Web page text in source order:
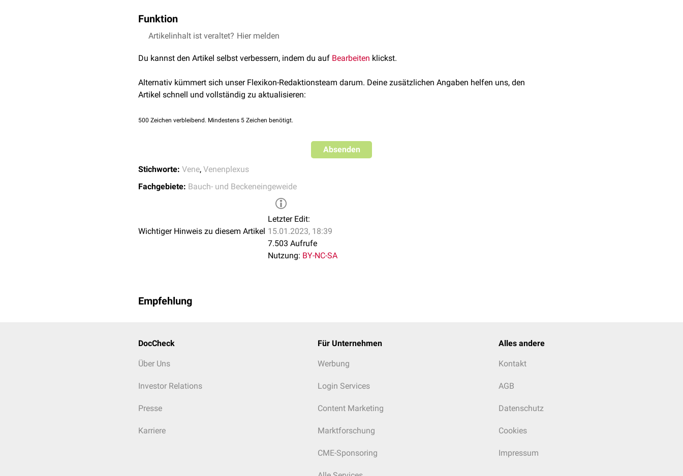
Funktion
Der Plexus venosus vaginalis sammelt venöses
Artikelinhalt ist veraltet? Hier melden
Du kannst den Artikel selbst verbessern, indem du auf Bearbeiten klickst.
Alternativ kümmert sich unser Flexikon-Redaktionsteam darum. Deine zusätzlichen Angaben helfen uns, den
Artikel schnell und vollständig zu aktualisieren:
500 Zeichen verbleibend. Mindestens 5 Zeichen benötigt.
Absenden
Stichworte: Vene, Venenplexus
Fachgebiete: Bauch- und Beckeneingeweide
Wichtiger Hinweis zu diesem Artikel
Letzter Edit:
15.01.2023, 18:39
7.503 Aufrufe
Nutzung: BY-NC-SA
Empfehlung
DocCheck
Über Uns
Investor Relations
Presse
Karriere
Für Unternehmen
Werbung
Login Services
Content Marketing
Marktforschung
CME-Sponsoring
Alles andere
Kontakt
AGB
Datenschutz
Cookies
Impressum